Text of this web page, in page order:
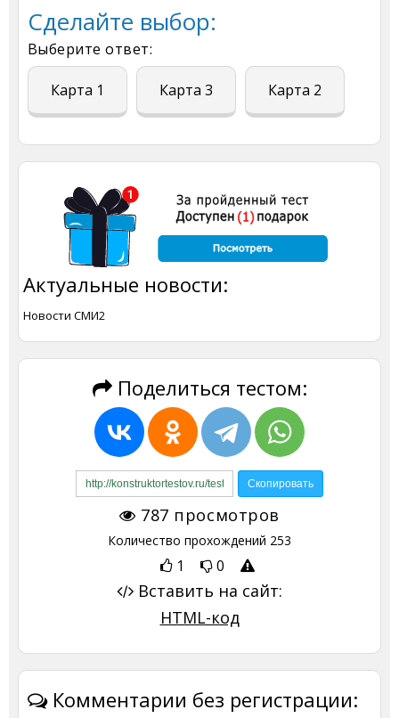
Сделайте выбор:
Выберите ответ:
Карта 1 Карта 3 Карта 2
Актуальные новости:
Новости СМИ2
Поделиться тестом:
787 просмотров
Количество прохождений 253
1 0
Вставить на сайт:
HTML-код
Комментарии без регистрации: